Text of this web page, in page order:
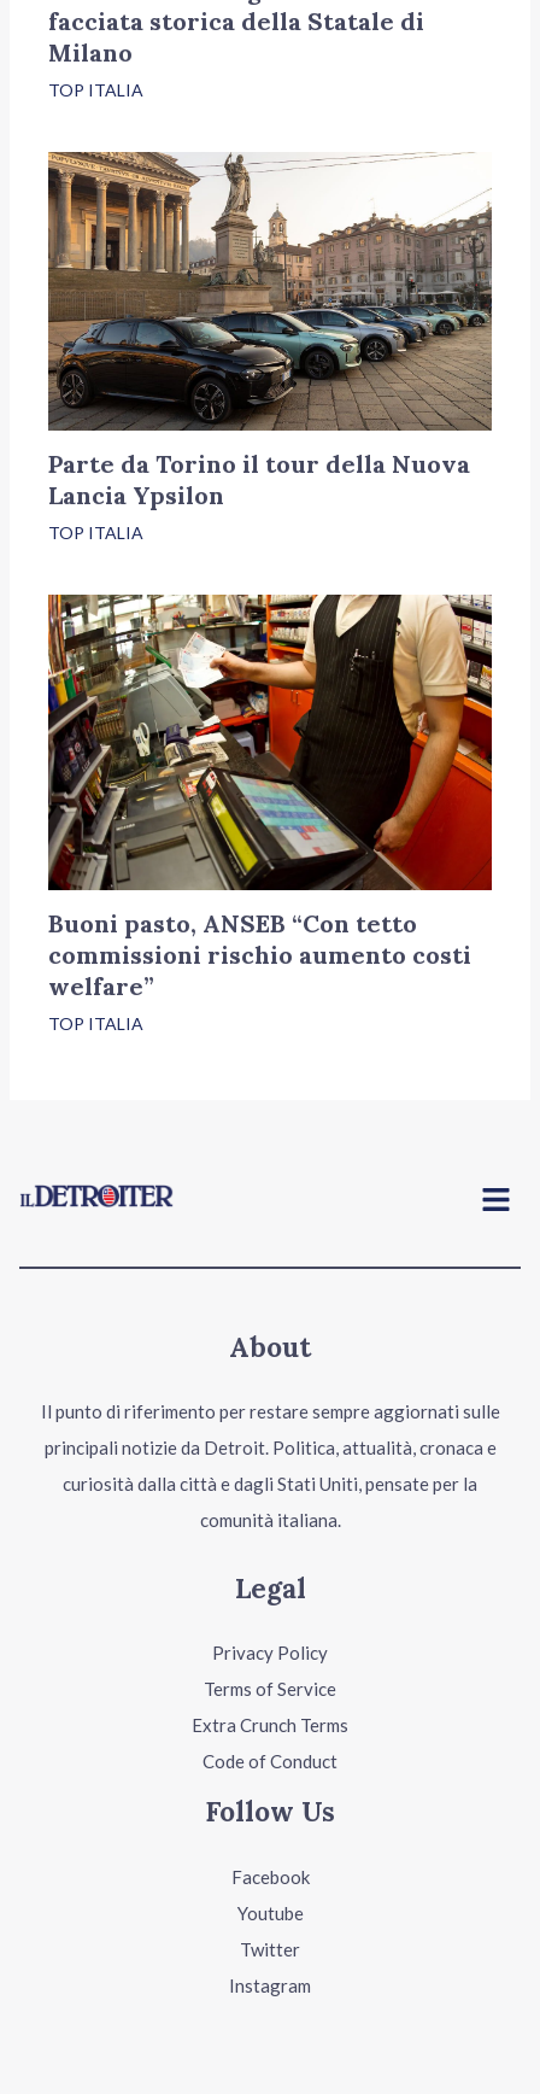
facciata storica della Statale di
Milano
TOP ITALIA
Parte da Torino il tour della Nuova
Lancia Ypsilon
TOP ITALIA
Buoni pasto, ANSEB “Con tetto
commissioni rischio aumento costi
welfare”
TOP ITALIA
Menu
About
Il punto di riferimento per restare sempre aggiornati sulle
principali notizie da Detroit. Politica, attualità, cronaca e
curiosità dalla città e dagli Stati Uniti, pensate per la
comunità italiana.
Legal
Privacy Policy
Terms of Service
Extra Crunch Terms
Code of Conduct
Follow Us
Facebook
Youtube
Twitter
Instagram